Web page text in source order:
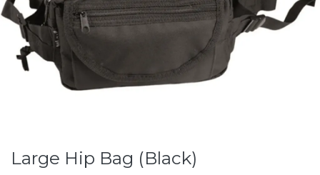
Large Hip Bag (Black)